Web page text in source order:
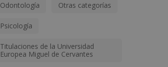
Odontología Otras categorías
Psicología
Titulaciones de la Universidad
Europea Miguel de Cervantes